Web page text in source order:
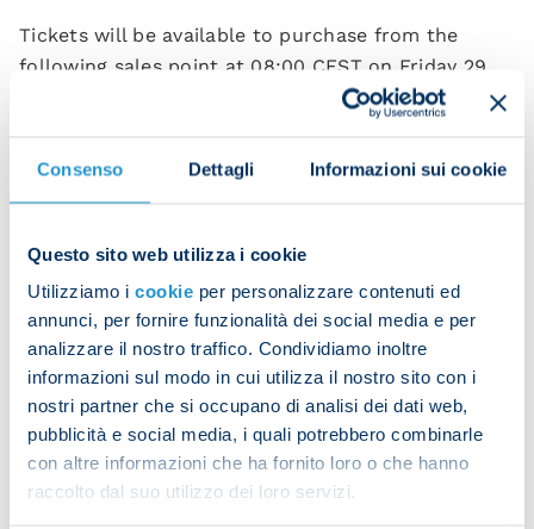
Consenso Dettagli Informazioni sui cookie
Questo sito web utilizza i cookie
Utilizziamo i cookie per personalizzare contenuti ed
annunci, per fornire funzionalità dei social media e per
analizzare il nostro traffico. Condividiamo inoltre
informazioni sul modo in cui utilizza il nostro sito con i
nostri partner che si occupano di analisi dei dati web,
pubblicità e social media, i quali potrebbero combinarle
con altre informazioni che ha fornito loro o che hanno
raccolto dal suo utilizzo dei loro servizi.
Tickets will be available to purchase from the
following sales point at 08:00 CEST on Friday 29
July for Napoli’s remaining friendly matches in
Tabaccheria Casacchia, Via Porta Napoli, 2, Castel
di Sangro.
Here’s the timetable for the three friendlies
31 July (20:30 CEST): Napoli v Real Deportivo
Mallorca
3 August (18:30 CEST): Napoli v Girona Futbol Club
6 August (19:00 CEST): Napoli v RCD Espanyol
Share this article with friends and support the